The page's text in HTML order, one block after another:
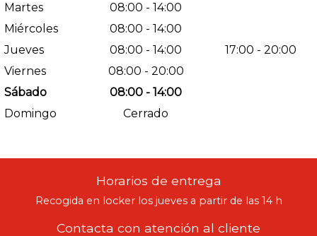
Martes
08:00 - 14:00
Miércoles
08:00 - 14:00
Jueves
08:00 - 14:00
17:00 - 20:00
Viernes
08:00 - 20:00
Sábado
08:00 - 14:00
Domingo
Cerrado
Horarios de entrega
Recogida en locker los jueves a partir de las 14 h
Contacta con atención al cliente